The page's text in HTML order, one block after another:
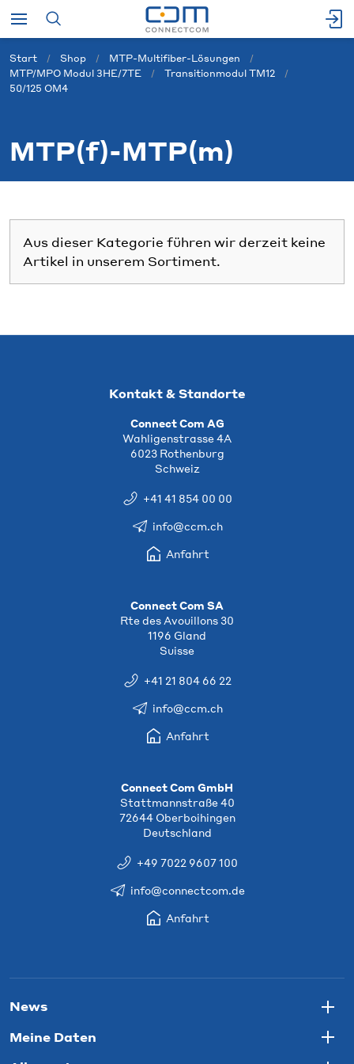
Start Shop
MTP-Multifiber-Lösungen
MTP/MPO Modul 3HE/7TE
Transitionmodul TM12
50/125 OM4
MTP(f)-MTP(m)
Aus dieser Kategorie führen wir derzeit keine
Artikel in unserem Sortiment.
Kontakt & Standorte
Connect Com AG
Wahligenstrasse 4A
6023 Rothenburg
Schweiz
+41 41 854 00 00
info@ccm.ch
Anfahrt
Connect Com SA
Rte des Avouillons 30
1196 Gland
Suisse
+41 21 804 66 22
info@ccm.ch
Anfahrt
Connect Com GmbH
Stattmannstraße 40
72644 Oberboihingen
Deutschland
+49 7022 9607 100
info@connectcom.de
Anfahrt
News
Meine Daten